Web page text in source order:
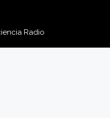
Radio